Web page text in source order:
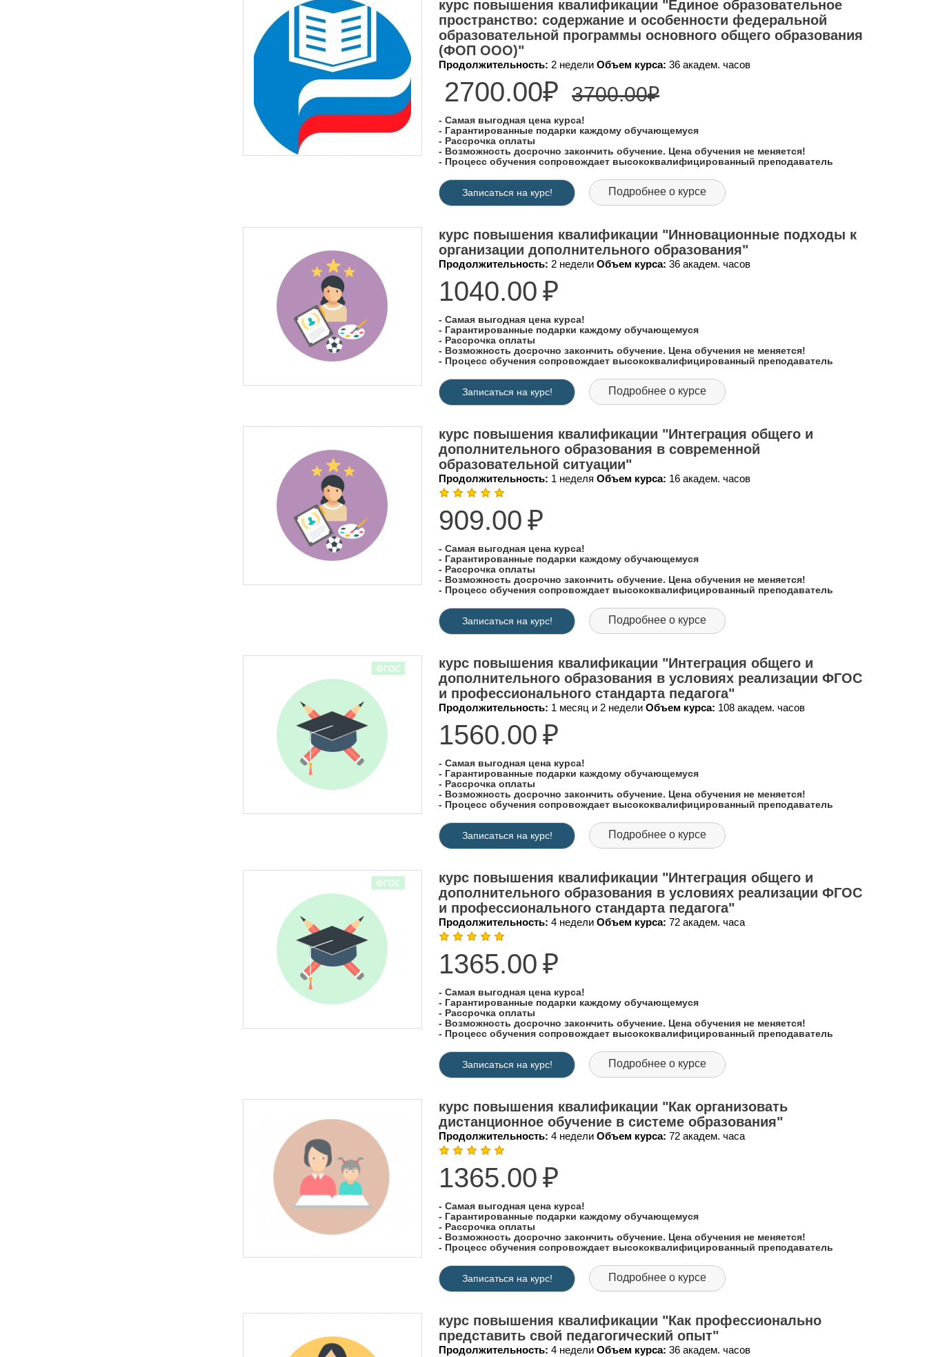
курс повышения квалификации "Единое образовательное
пространство: содержание и особенности федеральной
образовательной программы основного общего образования
(ФОП ООО)"
Продолжительность: 2 недели Объем курса: 36 академ. часов
2700.00₽ 3700.00₽
- Самая выгодная цена курса!
- Гарантированные подарки каждому обучающемуся
- Рассрочка оплаты
- Возможность досрочно закончить обучение. Цена обучения не меняется!
- Процесс обучения сопровождает высококвалифицированный преподаватель
Записаться на курс! Подробнее о курсе
курс повышения квалификации "Инновационные подходы к
организации дополнительного образования"
Продолжительность: 2 недели Объем курса: 36 академ. часов
1040.00 ₽
- Самая выгодная цена курса!
- Гарантированные подарки каждому обучающемуся
- Рассрочка оплаты
- Возможность досрочно закончить обучение. Цена обучения не меняется!
- Процесс обучения сопровождает высококвалифицированный преподаватель
Записаться на курс! Подробнее о курсе
курс повышения квалификации "Интеграция общего и
дополнительного образования в современной
образовательной ситуации"
Продолжительность: 1 неделя Объем курса: 16 академ. часов
909.00 ₽
- Самая выгодная цена курса!
- Гарантированные подарки каждому обучающемуся
- Рассрочка оплаты
- Возможность досрочно закончить обучение. Цена обучения не меняется!
- Процесс обучения сопровождает высококвалифицированный преподаватель
Записаться на курс! Подробнее о курсе
курс повышения квалификации "Интеграция общего и
дополнительного образования в условиях реализации ФГОС
и профессионального стандарта педагога"
Продолжительность: 1 месяц и 2 недели Объем курса: 108 академ. часов
1560.00 ₽
- Самая выгодная цена курса!
- Гарантированные подарки каждому обучающемуся
- Рассрочка оплаты
- Возможность досрочно закончить обучение. Цена обучения не меняется!
- Процесс обучения сопровождает высококвалифицированный преподаватель
Записаться на курс! Подробнее о курсе
курс повышения квалификации "Интеграция общего и
дополнительного образования в условиях реализации ФГОС
и профессионального стандарта педагога"
Продолжительность: 4 недели Объем курса: 72 академ. часа
1365.00 ₽
- Самая выгодная цена курса!
- Гарантированные подарки каждому обучающемуся
- Рассрочка оплаты
- Возможность досрочно закончить обучение. Цена обучения не меняется!
- Процесс обучения сопровождает высококвалифицированный преподаватель
Записаться на курс! Подробнее о курсе
курс повышения квалификации "Как организовать
дистанционное обучение в системе образования"
Продолжительность: 4 недели Объем курса: 72 академ. часа
1365.00 ₽
- Самая выгодная цена курса!
- Гарантированные подарки каждому обучающемуся
- Рассрочка оплаты
- Возможность досрочно закончить обучение. Цена обучения не меняется!
- Процесс обучения сопровождает высококвалифицированный преподаватель
Записаться на курс! Подробнее о курсе
курс повышения квалификации "Как профессионально
представить свой педагогический опыт"
Продолжительность: 4 недели Объем курса: 36 академ. часов